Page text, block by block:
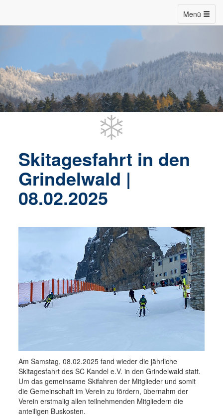
Menü
Skitagesfahrt in den
Grindelwald |
08.02.2025
Am Samstag, 08.02.2025 fand wieder die jährliche
Skitagesfahrt des SC Kandel e.V. in den Grindelwald statt.
Um das gemeinsame Skifahren der Mitglieder und somit
die Gemeinschaft im Verein zu fördern, übernahm der
Verein erstmalig allen teilnehmenden Mitgliedern die
anteiligen Buskosten.